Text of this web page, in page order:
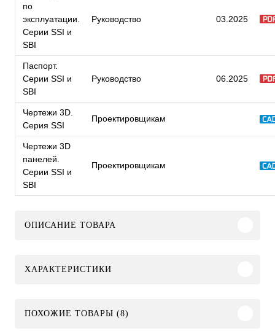
по
эксплуатации.
Серии SSI и
SBI
Руководство 03.2025
Паспорт.
Серии SSI и
SBI
Руководство 06.2025
Чертежи 3D.
Серия SSI
Проектировщикам
Чертежи 3D
панелей.
Серии SSI и
SBI
Проектировщикам
ОПИСАНИЕ ТОВАРА
ХАРАКТЕРИСТИКИ
ПОХОЖИЕ ТОВАРЫ (8)